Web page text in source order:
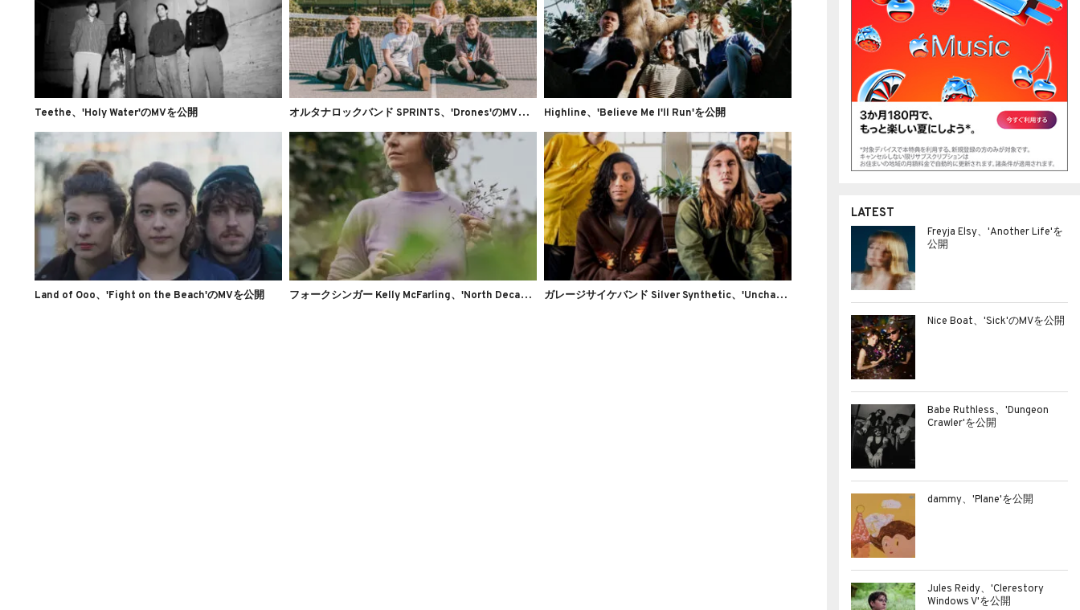
Teethe、'Holy Water'のMVを公開 オ
ルタナロックバンド SPRINTS、'Drones'のMVを公開 Highline、'Believe Me I'll Run'を公開
Land of Ooo、'Fight on the Beach'のMVを公開 フ
ォークシンガー Kelly McFarling、'North Decatur'のMVを公開 ガ
レージサイケバンド Silver Synthetic、'Unchain Your Heart'のMVを公開
LATEST
Freyja Elsy、'Another Life'を
公開
Nice Boat、'Sick'のMVを公開
Babe Ruthless、'Dungeon
Crawler'を公開
dammy、'Plane'を公開
Jules Reidy、'Clerestory
Windows V'を公開